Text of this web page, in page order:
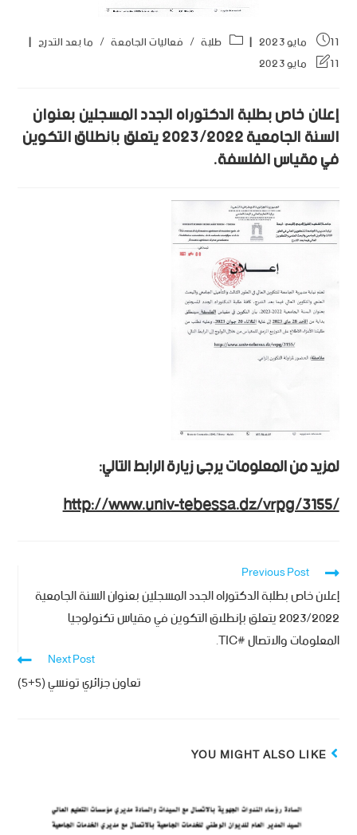
11 مايو 2023 طلبة / فعاليات الجامعة / ما بعد التدرج
11 مايو 2023
إعلان خاص بطلبة الدكتوراه الجدد المسجلين بعنوان
السنة الجامعية 2023/2022 يتعلق بإنطلاق التكوين
في مقياس الفلسفة.
لمزيد من المعلومات يرجى زيارة الرابط التالي:
http://www.univ-tebessa.dz/vrpg/3155/
Previous Post
إعلان خاص بطلبة الدكتوراه الجدد المسجلين بعنوان السنة الجامعية
2023/2022 يتعلق بإنطلاق التكوين في مقياس تكنولوجيا
المعلومات والاتصال #TIC.
Next Post
تعاون جزائري تونسي (5+5)
YOU MIGHT ALSO LIKE